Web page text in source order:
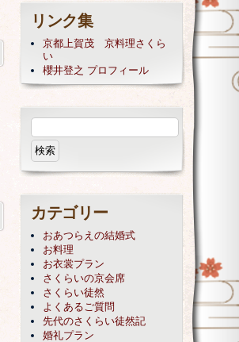
リンク集
京都上賀茂 京料理さくら
い
櫻井登之 プロフィール
カテゴリー
おあつらえの結婚式
お料理
お衣裳プラン
さくらいの京会席
さくらい徒然
よくあるご質問
先代のさくらい徒然記
婚礼プラン